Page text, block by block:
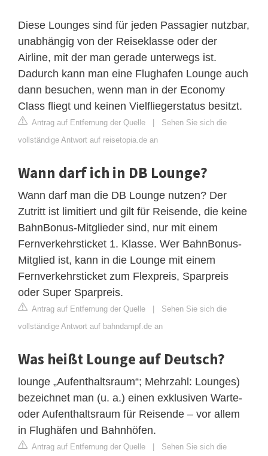
Diese Lounges sind für jeden Passagier nutzbar,
unabhängig von der Reiseklasse oder der
Airline, mit der man gerade unterwegs ist.
Dadurch kann man eine Flughafen Lounge auch
dann besuchen, wenn man in der Economy
Class fliegt und keinen Vielfliegerstatus besitzt.
Antrag auf Entfernung der Quelle | Sehen Sie sich die
vollständige Antwort auf reisetopia.de an
Wann darf ich in DB Lounge?
Wann darf man die DB Lounge nutzen? Der
Zutritt ist limitiert und gilt für Reisende, die keine
BahnBonus-Mitglieder sind, nur mit einem
Fernverkehrsticket 1. Klasse. Wer BahnBonus-
Mitglied ist, kann in die Lounge mit einem
Fernverkehrsticket zum Flexpreis, Sparpreis
oder Super Sparpreis.
Antrag auf Entfernung der Quelle | Sehen Sie sich die
vollständige Antwort auf bahndampf.de an
Was heißt Lounge auf Deutsch?
lounge „Aufenthaltsraum“; Mehrzahl: Lounges)
bezeichnet man (u. a.) einen exklusiven Warte-
oder Aufenthaltsraum für Reisende – vor allem
in Flughäfen und Bahnhöfen.
Antrag auf Entfernung der Quelle | Sehen Sie sich die